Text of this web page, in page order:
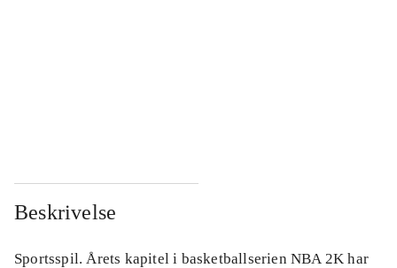
Beskrivelse
Sportsspil. Årets kapitel i basketballserien NBA 2K har